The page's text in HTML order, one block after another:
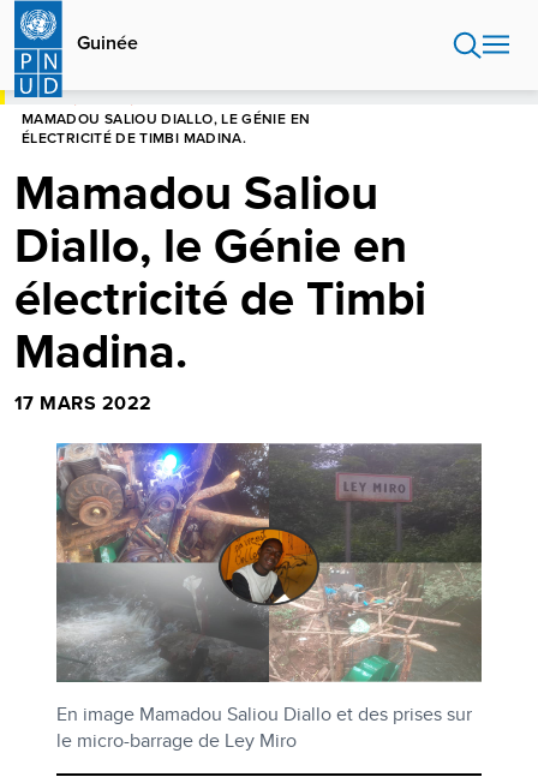
Aller
contenu
principal
Guinée
HOME
MAMADOU SALIOU DIALLO, LE GÉNIE EN
ÉLECTRICITÉ DE TIMBI MADINA.
Mamadou Saliou
Diallo, le Génie en
électricité de Timbi
Madina.
17 MARS 2022
En image Mamadou Saliou Diallo et des prises sur
le micro-barrage de Ley Miro